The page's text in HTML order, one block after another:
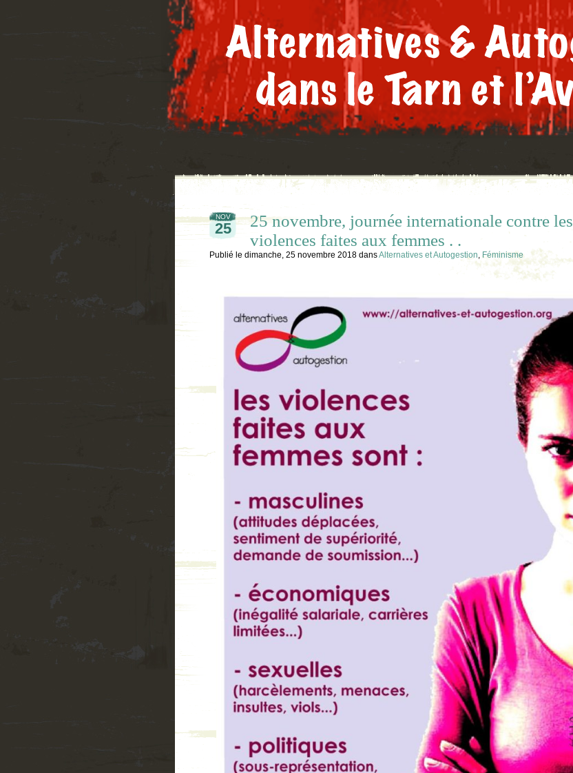
NOV
25
25 novembre, journée internationale contre les
violences faites aux femmes . .
Publié le dimanche, 25 novembre 2018 dansAlternatives et Autogestion, Féminisme